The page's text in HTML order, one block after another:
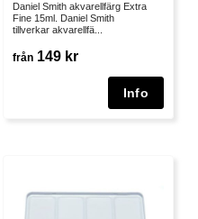
Daniel Smith akvarellfärg Extra
Fine 15ml. Daniel Smith
tillverkar akvarellfä...
från 149 kr